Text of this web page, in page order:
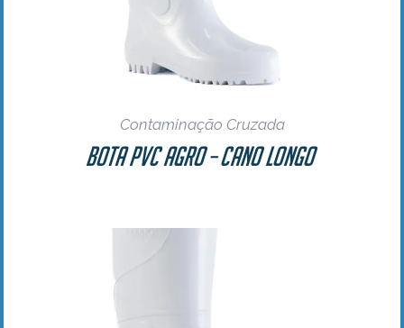
Contaminação Cruzada
Bota PVC Agro – Cano Longo